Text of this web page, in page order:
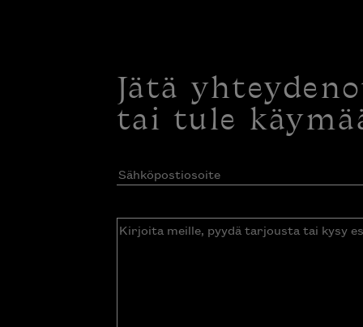
Jätä
tai tule
Sähköpostiosoite(Pakollinen)
Kirjoita